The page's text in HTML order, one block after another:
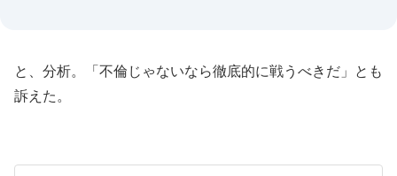
と、分析。「不倫じゃないなら徹底的に戦うべきだ」とも
訴えた。